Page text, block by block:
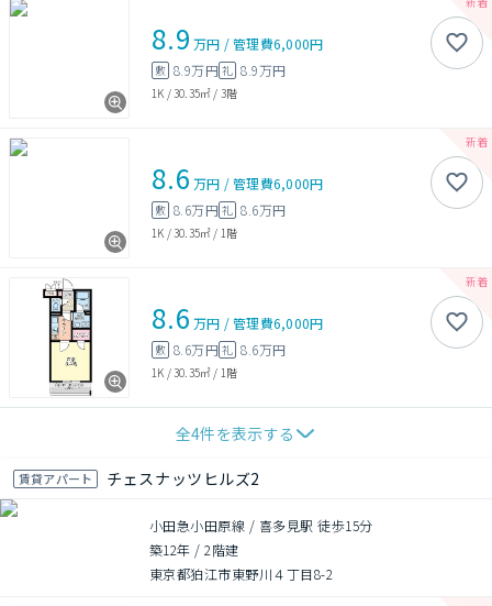
8.9 万円 /管理費6,000円
敷 8.9万円礼 8.9万円
1K /30.35㎡ / 3階
8.6 万円 /管理費6,000円
敷 8.6万円礼 8.6万円
1K /30.35㎡ / 1階
8.6 万円 /管理費6,000円
敷 8.6万円礼 8.6万円
1K /30.35㎡ / 1階
全4件を表示する
賃貸アパート チェスナッツヒルズ2
小田急小田原線 / 喜多見駅 徒歩15分
築12年 /2階建
東京都狛江市東野川４丁目8-2